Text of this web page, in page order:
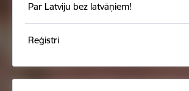
Par Latviju bez latvāņiem!
Reģistri